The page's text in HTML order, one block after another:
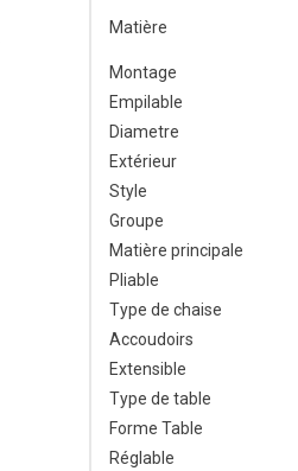
Matière
Montage
Empilable
Diametre
Extérieur
Style
Groupe
Matière principale
Pliable
Type de chaise
Accoudoirs
Extensible
Type de table
Forme Table
Réglable